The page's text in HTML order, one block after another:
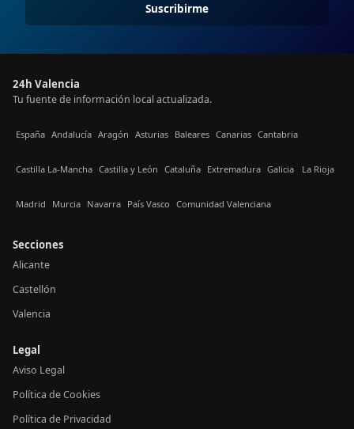
Suscribirme
24h Valencia
Tu fuente de información local actualizada.
España Andalucía Aragón Asturias Baleares Canarias Cantabria
Castilla La-Mancha Castilla y León Cataluña Extremadura Galicia La Rioja
Madrid Murcia Navarra País Vasco Comunidad Valenciana
Secciones
Alicante
Castellón
Valencia
Legal
Aviso Legal
Política de Cookies
Política de Privacidad